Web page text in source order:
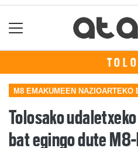
M8 EMAKUMEEN NAZIOARTEKO
Tolosako
bat egingo dute